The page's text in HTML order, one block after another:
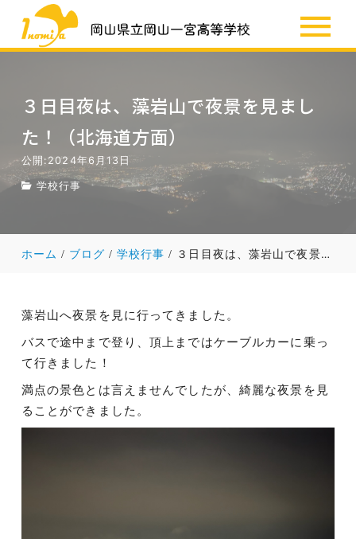
SSH
３日目夜は、藻岩山で夜景を見まし
た！（北海道方面）
公開:2024年6月13日
学校行事
ホーム ブログ 学校行事 ３日目夜は、藻岩山で夜景を見ました！（北海道方面）
藻岩山へ夜景を見に行ってきました。
バスで途中まで登り、頂上まではケーブルカーに乗っ
て行きました！
満点の景色とは言えませんでしたが、綺麗な夜景を見
ることができました。